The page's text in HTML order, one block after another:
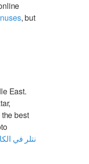
, but
East.
best
نتلر في